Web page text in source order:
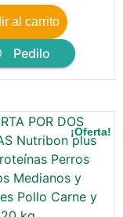
al carrito
Pedilo
¡Oferta!